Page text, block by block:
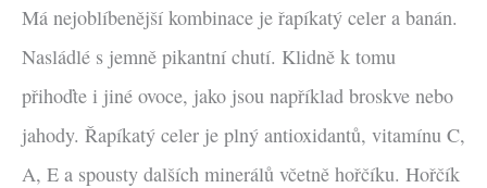
Má nejoblíbenější kombinace je řapíkatý celer a banán.
Nasládlé s jemně pikantní chutí. Klidně k tomu
přihoďte i jiné ovoce, jako jsou například broskve nebo
jahody. Řapíkatý celer je plný antioxidantů, vitamínu C,
A, E a spousty dalších minerálů včetně hořčíku. Hořčík